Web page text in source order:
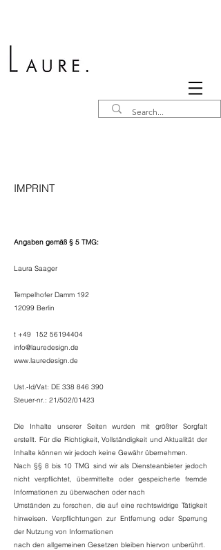
IMPRINT
Angaben gemäß § 5 TMG:
Laura Saager
Tempelhofer Damm 192
12099 Berlin
t +49 152 56194404
info@lauredesign.de
www.lauredesign.de
Ust.-Id/Vat: DE 338 846 390
Steuer-nr.: 21/502/01423
Die Inhalte unserer Seiten wurden mit größter Sorgfalt
erstellt. Für die Richtigkeit, Vollständigkeit und Aktualität der
Inhalte können wir jedoch keine Gewähr übernehmen.
Nach §§ 8 bis 10 TMG sind wir als Diensteanbieter jedoch
nicht verpflichtet, übermittelte oder gespeicherte fremde
Informationen zu überwachen oder nach
Umständen zu forschen, die auf eine rechtswidrige Tätigkeit
hinweisen. Verpflichtungen zur Entfernung oder Sperrung
der Nutzung von Informationen
nach den allgemeinen Gesetzen bleiben hiervon unberührt.